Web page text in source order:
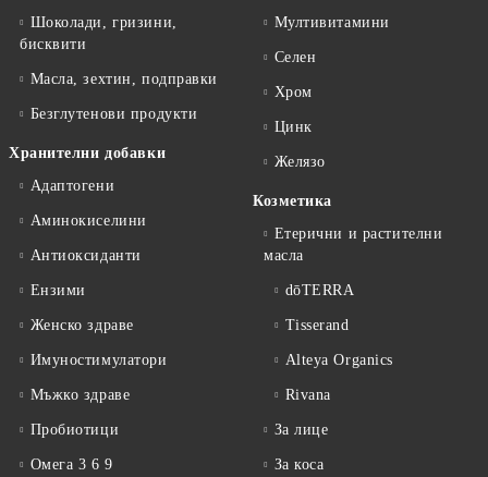
Шоколади, гризини,
бисквити
Масла, зехтин, подправки
Безглутенови продукти
Хранителни добавки
Адаптогени
Аминокиселини
Антиоксиданти
Ензими
Женско здраве
Имуностимулатори
Мъжко здраве
Пробиотици
Омега 3 6 9
Мултивитамини
Селен
Хром
Цинк
Желязо
Козметика
Етерични и растителни
масла
dōTERRA
Tisserand
Alteya Organics
Rivana
За лице
За коса